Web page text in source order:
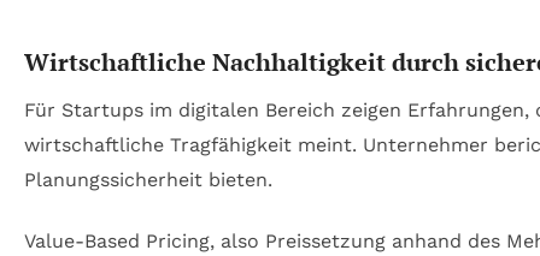
Wirtschaftliche Nachhaltigkeit durch
Für Startups im digitalen Bereich zeigen
wirtschaftliche Tragfähigkeit meint. Unternehmer
Planungssicherheit bieten.
Value-Based Pricing, also Preissetzung anhand des